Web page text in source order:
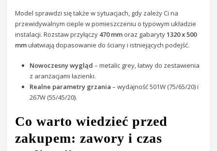
Model sprawdzi się także w sytuacjach, gdy zależy Ci na
przewidywalnym cieple w pomieszczeniu o typowym układzie
instalacji. Rozstaw przyłączy 470 mm oraz gabaryty1320 x 500
mmułatwiają dopasowanie do ściany i istniejących podejść.
Nowoczesny wygląd – metalic grey, łatwy do zestawienia
z aranżacjami łazienki.
Realne parametry grzania – wydajność 501W (75/65/20) i
267W (55/45/20).
Co warto wiedzieć przed
zakupem: zawory i czas